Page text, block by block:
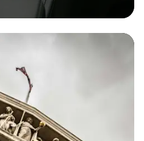
indispensable pour
en cas de coup
mon devis